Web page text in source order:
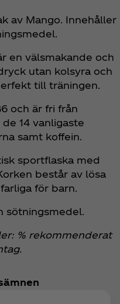
av Mango. Innehåller
en välsmakande och
utan kolsyra och
till träningen.
och är fri från
14 vanligaste
samt koffein.
sportflaska med
består av lösa
för barn.
sötningsmedel.
% rekommenderat